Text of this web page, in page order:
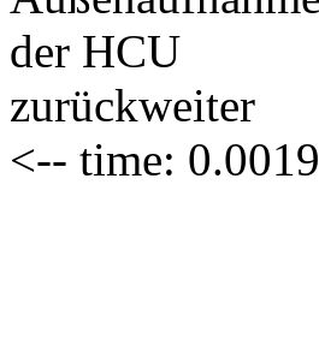
zurückweiter
<-- time: